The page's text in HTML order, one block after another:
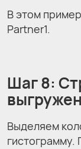
В этом
Partner1.
Шаг 8:
Выделяем
гистограмму.